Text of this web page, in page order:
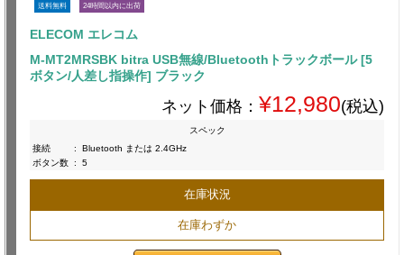
送料無料 24時間以内に出荷
ELECOM エレコム
M-MT2MRSBK bitra USB無線/Bluetoothトラックボール [5
ボタン/人差し指操作] ブラック
ネット価格： ¥12,980(税込)
スペック
接続
:
Bluetooth または 2.4GHz
ボタン数 : 5
在庫状況
在庫わずか